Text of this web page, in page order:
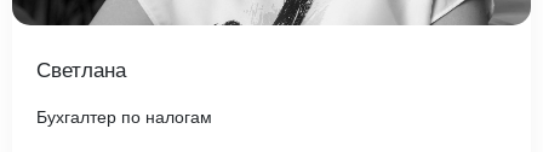
Светлана
Бухгалтер по налогам